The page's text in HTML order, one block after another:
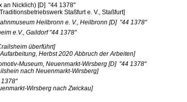
an Nicklich) [D] "44 1378"
Staßfurt e. V., Staßfurt]
Heilbronn e. V., Heilbronn [D] "44 1378"
e.V., Gaildorf"44 1378"
überführt]
Herbst 2020 Abbruch der Arbeiten]
Museum, Neuenmarkt-Wirsberg [D] "44 1378"
nach Neuenmarkt-Wirsberg]
1378"
Wirsberg nach Zwickau]